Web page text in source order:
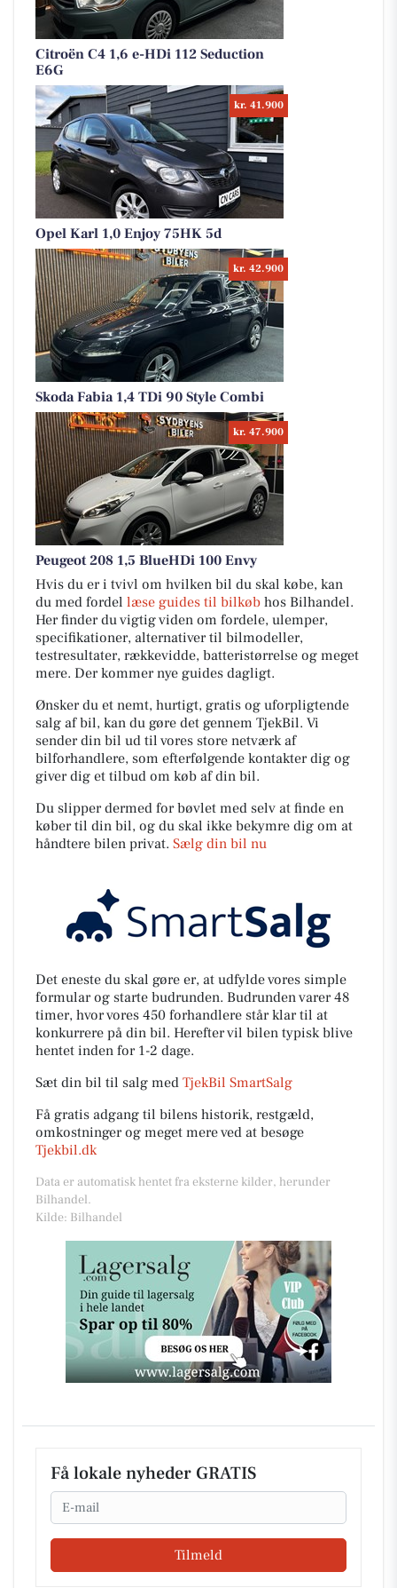
Citroën C4 1,6 e-HDi 112 Seduction
E6G
kr. 41.900
Opel Karl 1,0 Enjoy 75HK 5d
kr. 42.900
Skoda Fabia 1,4 TDi 90 Style Combi
kr. 47.900
Peugeot 208 1,5 BlueHDi 100 Envy
Hvis du er i tvivl om hvilken bil du skal købe, kan
du med fordel læse guides til bilkøb hos Bilhandel.
Her finder du vigtig viden om fordele, ulemper,
specifikationer, alternativer til bilmodeller,
testresultater, rækkevidde, batteristørrelse og meget
mere. Der kommer nye guides dagligt.
Ønsker du et nemt, hurtigt, gratis og uforpligtende
salg af bil, kan du gøre det gennem TjekBil. Vi
sender din bil ud til vores store netværk af
bilforhandlere, som efterfølgende kontakter dig og
giver dig et tilbud om køb af din bil.
Du slipper dermed for bøvlet med selv at finde en
køber til din bil, og du skal ikke bekymre dig om at
håndtere bilen privat. Sælg din bil nu
Det eneste du skal gøre er, at udfylde vores simple
formular og starte budrunden. Budrunden varer 48
timer, hvor vores 450 forhandlere står klar til at
konkurrere på din bil. Herefter vil bilen typisk blive
hentet inden for 1-2 dage.
Sæt din bil til salg med TjekBil SmartSalg
Få gratis adgang til bilens historik, restgæld,
omkostninger og meget mere ved at besøge
Tjekbil.dk
Data er automatisk hentet fra eksterne kilder, herunder
Bilhandel.
Kilde: Bilhandel
Få lokale nyheder GRATIS
Email
Tilmeld